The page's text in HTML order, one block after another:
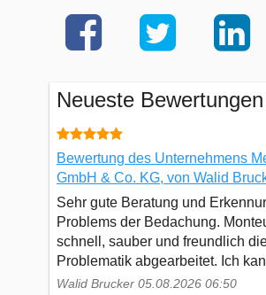
Neueste Bewertungen
Bewertung des Unternehmens
GmbH & Co. KG, von Walid
Sehr gute Beratung und
Problems der Bedachung.
schnell, sauber und freundlich
Problematik abgearbeitet. Ich
Walid Brucker 05.08.2026 06:50